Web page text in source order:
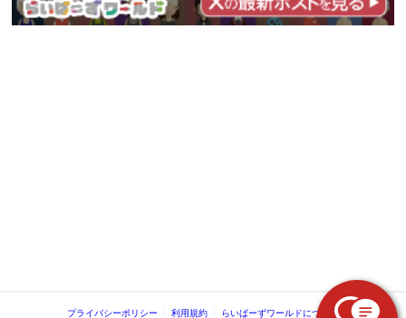
プライバシーポリシー 利用規約 らいばーずワールドについて